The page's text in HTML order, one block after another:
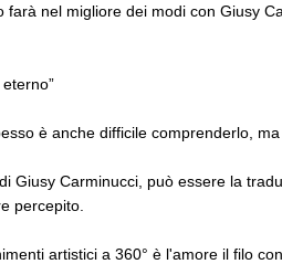
nel migliore dei modi con Giusy
è anche difficile comprenderlo,
Giusy Carminucci, può essere la
percepito.
artistici a 360° è l'amore il filo